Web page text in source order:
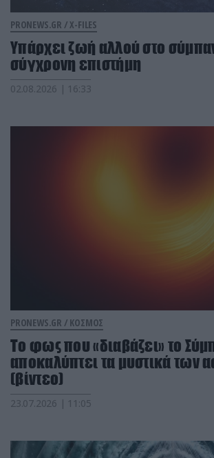
PRONEWS.GR /X-FILES
Υπάρχει ζωή αλλού στο
σύγχρονη επιστήμη
02.08.2026 | 16:33
PRONEWS.GR / ΚΟΣΜΟΣ
Το φως που «διαβάζει» το
αποκαλύπτει τα μυστικά των
(βίντεο)
23.07.2026 | 11:05